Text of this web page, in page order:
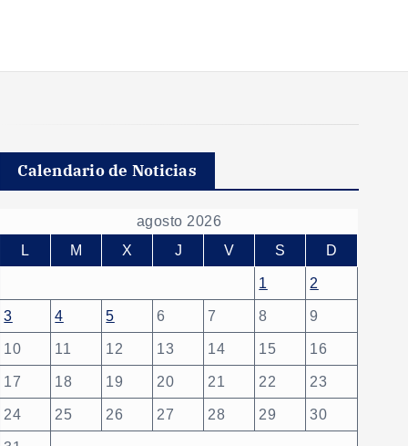
Calendario de Noticias
agosto 2026
L
M X J V S D
1 2
3 4 5 6 7 8 9
10 11 12 13 14 15 16
17 18 19 20 21 22 23
24 25 26 27 28 29 30